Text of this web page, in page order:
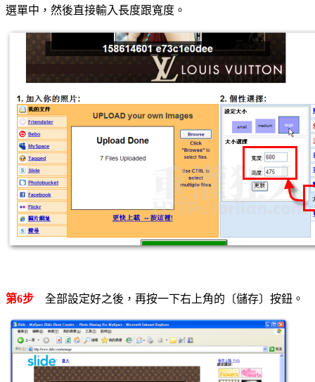
選單中，然後直接輸入長度跟寬度。
第6步 全部設定好之後，再按一下右上角的〔儲存〕按鈕。